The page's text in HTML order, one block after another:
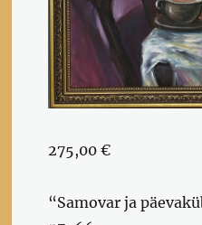
275,00€
“Samovar ja